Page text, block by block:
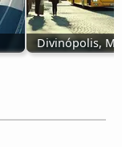
Divinópolis,